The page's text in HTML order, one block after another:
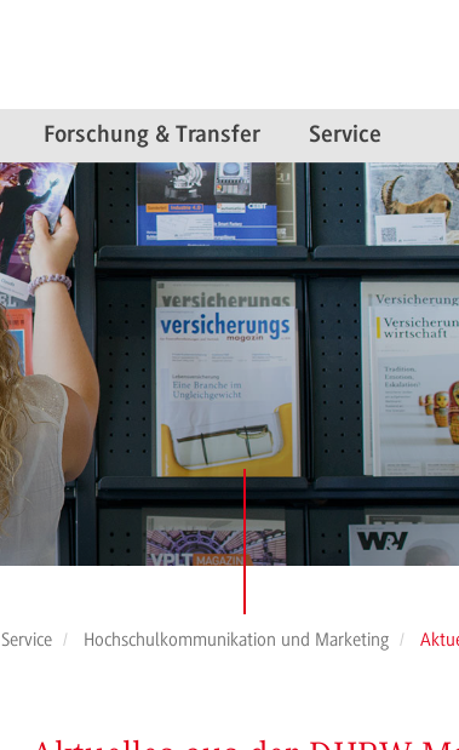
Forschung & Transfer Service
Service Hochschulkommunikation und Marketing